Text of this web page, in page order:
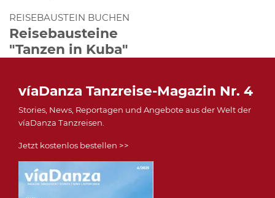
REISEBAUSTEIN BUCHEN
Reisebausteine
"Tanzen in Kuba"
víaDanza Tanzreise-Magazin Nr. 4
Stories, News, Reportagen und Angebote aus der Welt der
víaDanza Tanzreisen.
Jetzt kostenlos bestellen >>